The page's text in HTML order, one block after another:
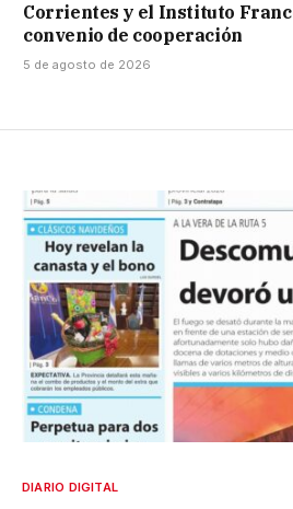
Corrientes y el Instituto
convenio de cooperación
5 de agosto de 2026
DIARIO DIGITAL